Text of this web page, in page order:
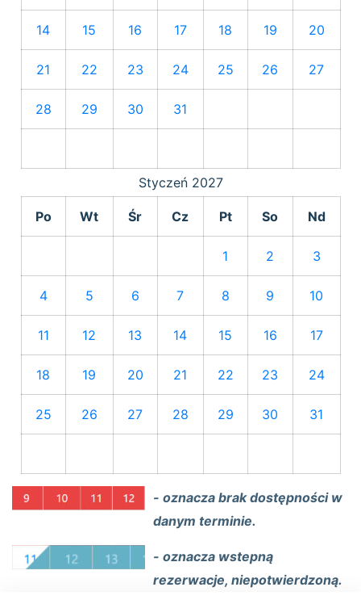
14 15 16 17 18 19 20
21 22 23 24 25 26 27
28 29 30 31
Styczeń 2027
Po Wt Śr Cz Pt So Nd
1 2 3
4 5 6 7 8 9 10
11 12 13 14 15 16 17
18 19 20 21 22 23 24
25 26 27 28 29 30 31
- oznacza brak dostępności w
danym terminie.
- oznacza wstepną
rezerwacje, niepotwierdzoną.